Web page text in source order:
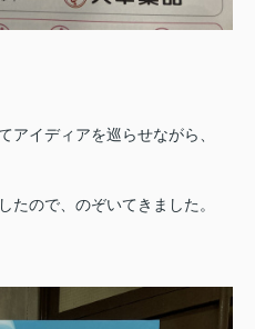
アイディアを巡らせながら、
たので、のぞいてきました。